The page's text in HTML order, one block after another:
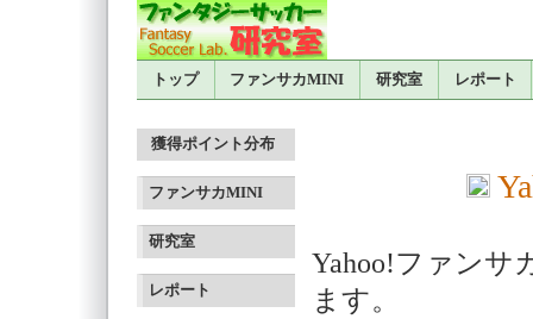
トップ ファンサカMINI 研究室 レポート
獲得ポイント分布
ファンサカMINI
研究室
レポート
Yahoo!ファンサ
ます。